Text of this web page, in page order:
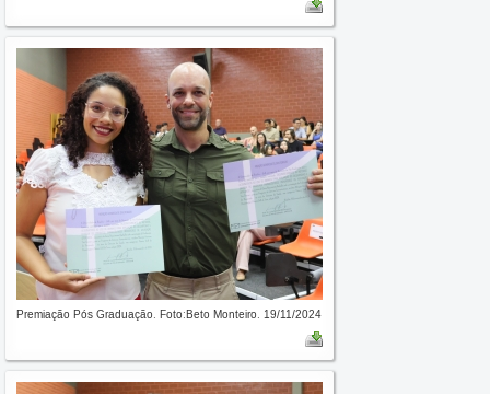
Premiação Pós Graduação. Foto:Beto Monteiro. 19/11/2024